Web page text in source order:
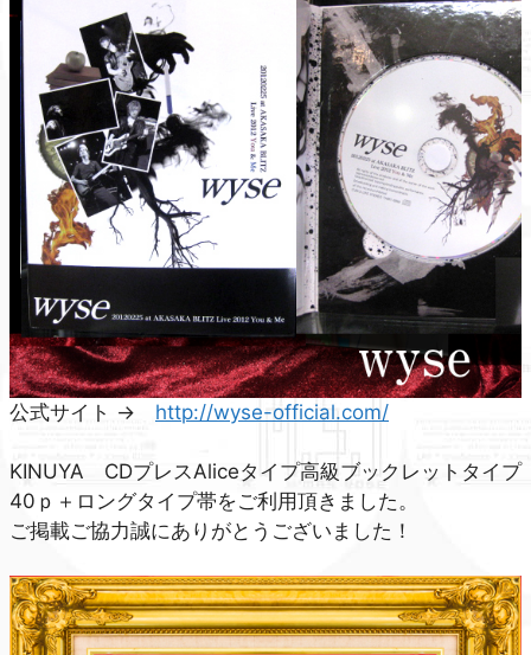
公式サイト → http://wyse-official.com/
KINUYA CDプレスAliceタイプ高級ブックレットタイプ
40ｐ＋ロングタイプ帯をご利用頂きました。
ご掲載ご協力誠にありがとうございました！